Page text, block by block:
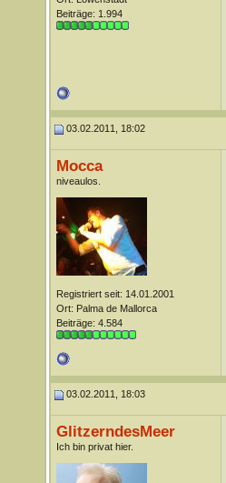
Beiträge: 1.994
03.02.2011, 18:02
Mocca
niveaulos.
Registriert seit: 14.01.2001
Ort: Palma de Mallorca
Beiträge: 4.584
03.02.2011, 18:03
GlitzerndesMeer
Ich bin privat hier.